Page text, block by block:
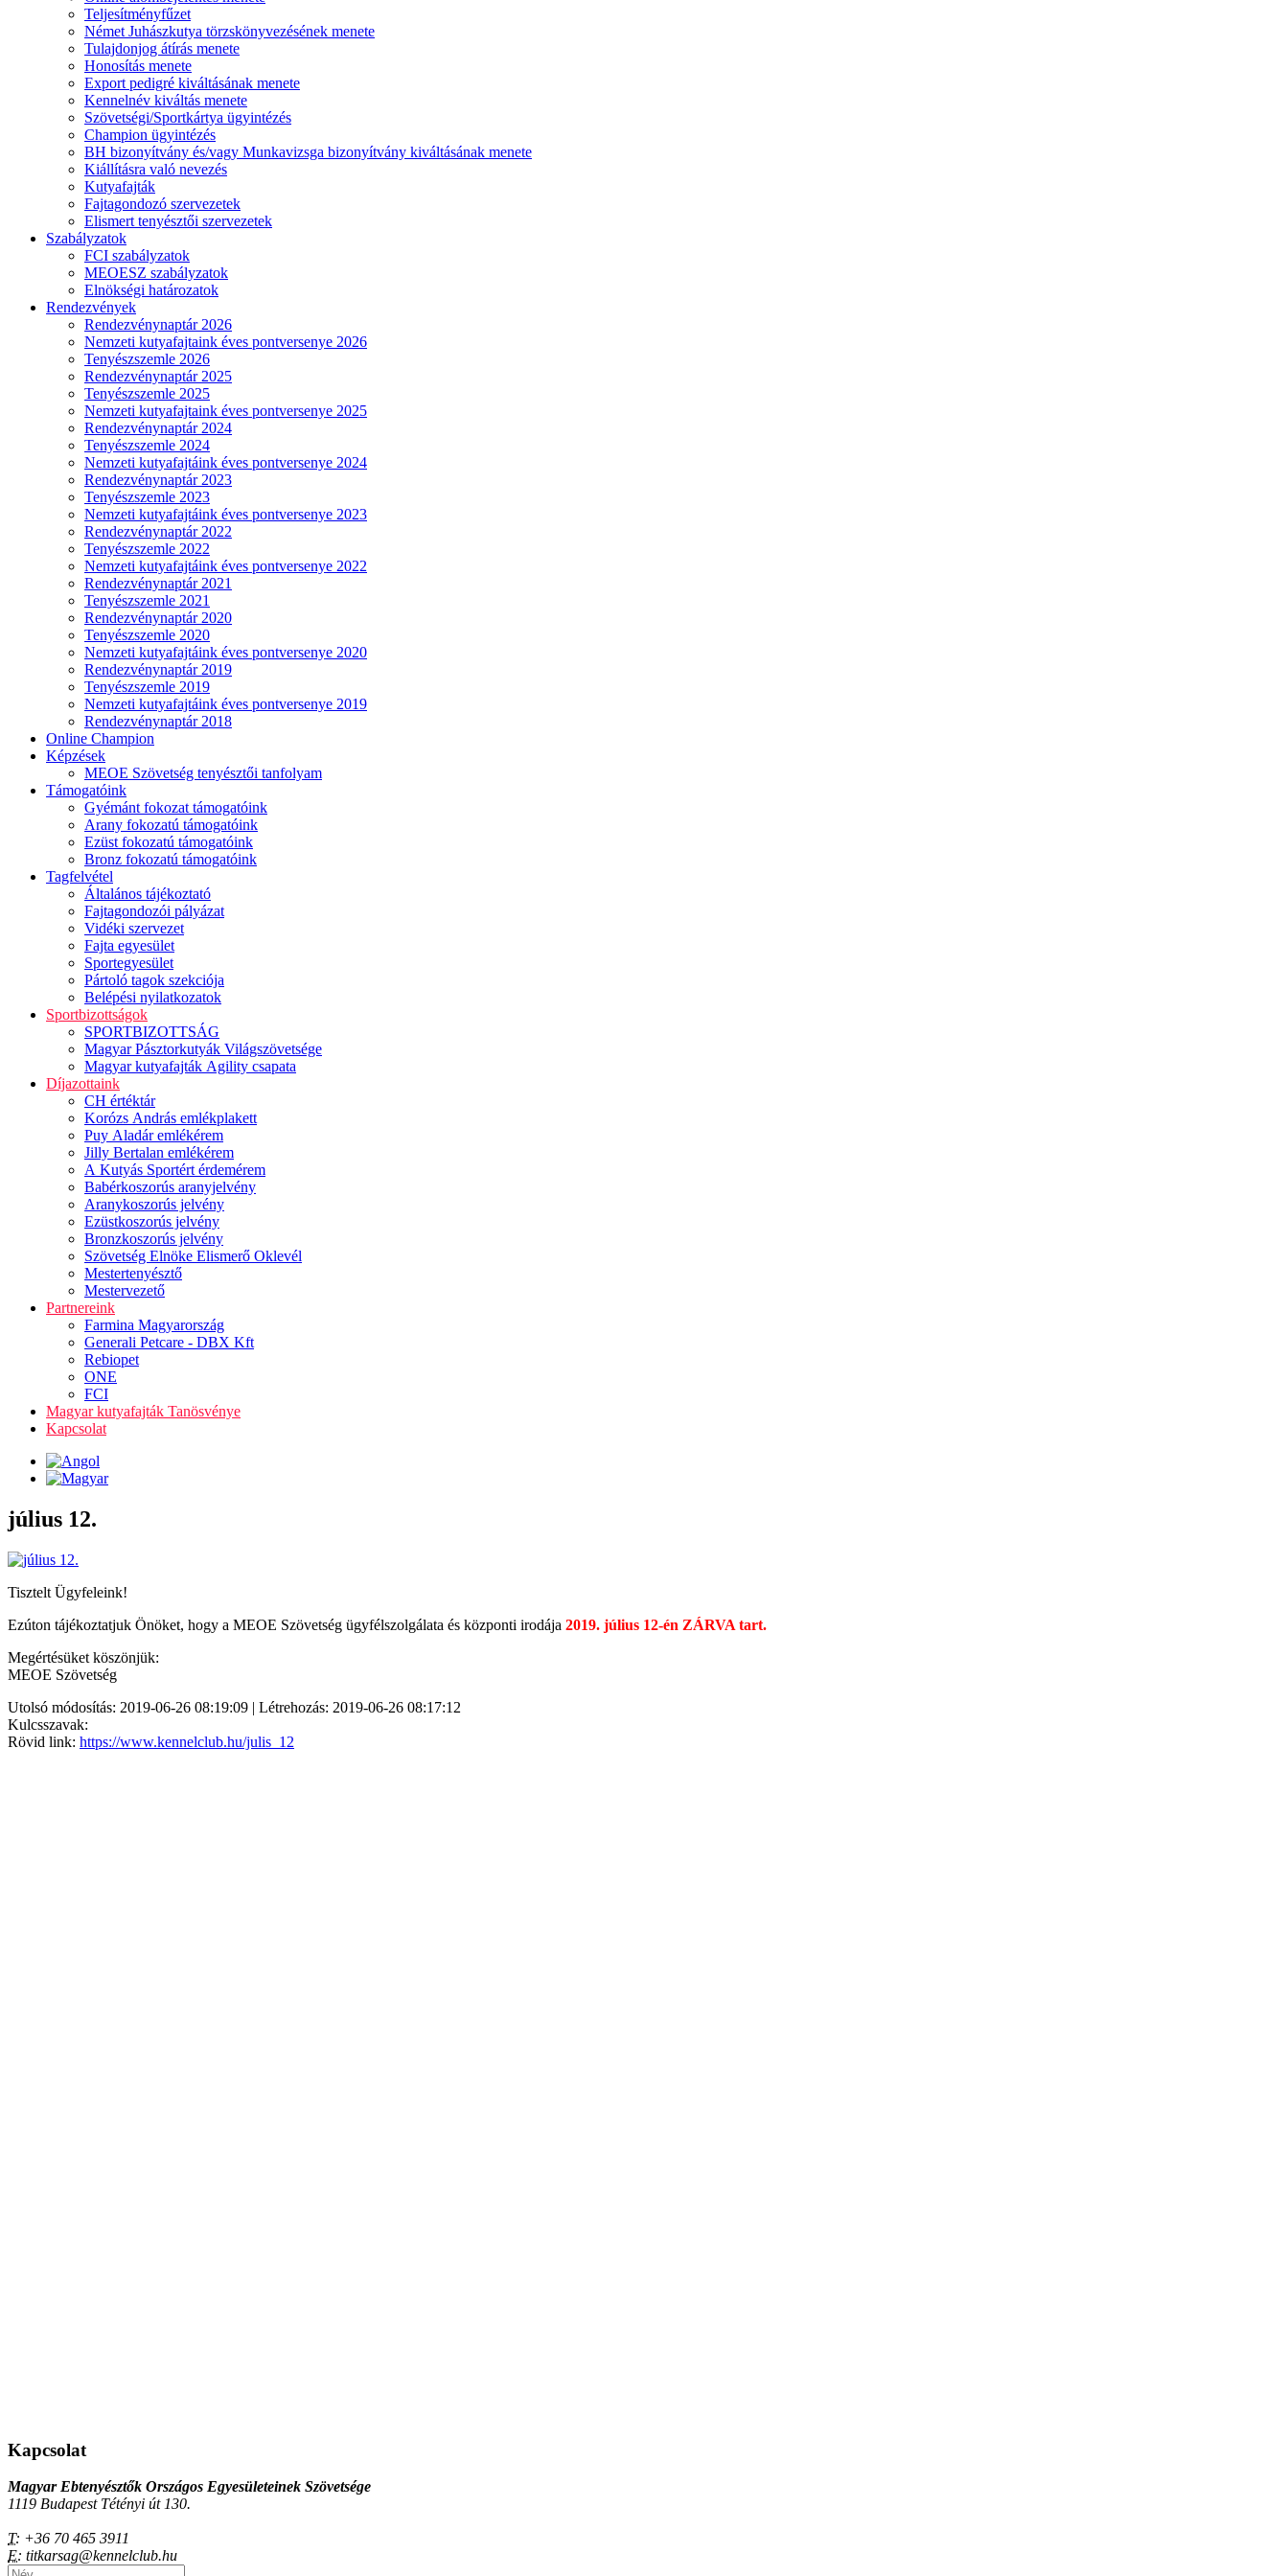
Teljesítményfűzet
Német Juhászkutya törzskönyvezésének menete
Tulajdonjog átírás menete
Honosítás menete
Export pedigré kiváltásának menete
Kennelnév kiváltás menete
Szövetségi/Sportkártya ügyintézés
Champion ügyintézés
BH bizonyítvány és/vagy Munkavizsga bizonyítvány kiváltásának menete
Kiállításra való nevezés
Kutyafajták
Fajtagondozó szervezetek
Elismert tenyésztői szervezetek
Szabályzatok
FCI szabályzatok
MEOESZ szabályzatok
Elnökségi határozatok
Rendezvények
Rendezvénynaptár 2026
Nemzeti kutyafajtaink éves pontversenye 2026
Tenyészszemle 2026
Rendezvénynaptár 2025
Tenyészszemle 2025
Nemzeti kutyafajtaink éves pontversenye 2025
Rendezvénynaptár 2024
Tenyészszemle 2024
Nemzeti kutyafajtáink éves pontversenye 2024
Rendezvénynaptár 2023
Tenyészszemle 2023
Nemzeti kutyafajtáink éves pontversenye 2023
Rendezvénynaptár 2022
Tenyészszemle 2022
Nemzeti kutyafajtáink éves pontversenye 2022
Rendezvénynaptár 2021
Tenyészszemle 2021
Rendezvénynaptár 2020
Tenyészszemle 2020
Nemzeti kutyafajtáink éves pontversenye 2020
Rendezvénynaptár 2019
Tenyészszemle 2019
Nemzeti kutyafajtáink éves pontversenye 2019
Rendezvénynaptár 2018
Online Champion
Képzések
MEOE Szövetség tenyésztői tanfolyam
Támogatóink
Gyémánt fokozat támogatóink
Arany fokozatú támogatóink
Ezüst fokozatú támogatóink
Bronz fokozatú támogatóink
Tagfelvétel
Általános tájékoztató
Fajtagondozói pályázat
Vidéki szervezet
Fajta egyesület
Sportegyesület
Pártoló tagok szekciója
Belépési nyilatkozatok
Sportbizottságok
SPORTBIZOTTSÁG
Magyar Pásztorkutyák Világszövetsége
Magyar kutyafajták Agility csapata
Díjazottaink
CH értéktár
Korózs András emlékplakett
Puy Aladár emlékérem
Jilly Bertalan emlékérem
A Kutyás Sportért érdemérem
Babérkoszorús aranyjelvény
Aranykoszorús jelvény
Ezüstkoszorús jelvény
Bronzkoszorús jelvény
Szövetség Elnöke Elismerő Oklevél
Mestertenyésztő
Mestervezető
Partnereink
Farmina Magyarország
Generali Petcare - DBX Kft
Rebiopet
ONE
FCI
Magyar kutyafajták Tanösvénye
Kapcsolat
július 12.
Tisztelt Ügyfeleink!
Ezúton tájékoztatjuk Önöket, hogy a MEOE Szövetség ügyfélszolgálata és központi irodája 2019. július 12-én ZÁRVA tart.
Megértésüket köszönjük:
MEOE Szövetség
Utolsó módosítás: 2019-06-26 08:19:09 | Létrehozás: 2019-06-26 08:17:12
Kulcsszavak:
Rövid link: https://www.kennelclub.hu/julis_12
Kapcsolat
Magyar Ebtenyésztők Országos Egyesületeinek Szövetsége
1119 Budapest Tétényi út 130.
T: +36 70 465 3911
E: titkarsag@kennelclub.hu